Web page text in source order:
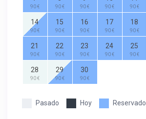
90 € 90 € 90 € 90 € 90 €
14
90 €
15
90 €
16
90 €
17
90 €
18
90 €
21
90 €
22
90 €
23
90 €
24
90 €
25
90 €
28
90 €
29
90 €
30
90 €
Pasado Hoy Reservado